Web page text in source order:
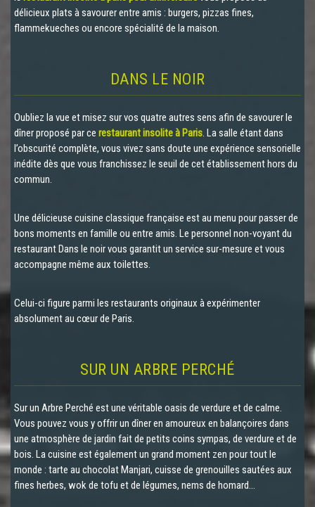
délicieux plats à savourer entre amis : burgers, pizzas fines,
flammekueches ou encore spécialité de la maison.
DANS LE NOIR
Oubliez la vue et misez sur vos quatre autres sens afin de savourer le
dîner proposé par ce restaurant insolite à Paris. La salle étant dans
l’obscurité complète, vous vivez sans doute une expérience sensorielle
inédite dès que vous franchissez le seuil de cet établissement hors du
commun.
Une délicieuse cuisine classique française est au menu pour passer de
bons moments en famille ou entre amis. Le personnel non-voyant du
restaurant Dans le noir vous garantit un service sur-mesure et vous
accompagne même aux toilettes.
Celui-ci figure parmi les restaurants originaux à expérimenter
absolument au cœur de Paris.
SUR UN ARBRE PERCHÉ
Sur un Arbre Perché est une véritable oasis de verdure et de calme.
Vous pouvez vous y offrir un dîner en amoureux en balançoires dans
une atmosphère de jardin fait de petits coins sympas, de verdure et de
bois. La cuisine est également un grand moment zen pour tout le
monde : tarte au chocolat Manjari, cuisse de grenouilles sautées aux
fines herbes, wok de tofu et de légumes, nems de homard…